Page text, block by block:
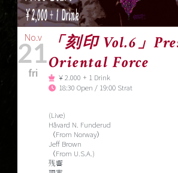
No.v
21
fri
「刻印 Vol.6」
Oriental Force
￥2.000 + 1 Drink
18:30 Open / 19:00 Strat
(Live)
Håvard N. Funderud
（From Norway）
Jeff Brown
（From U.S.A.)
残響